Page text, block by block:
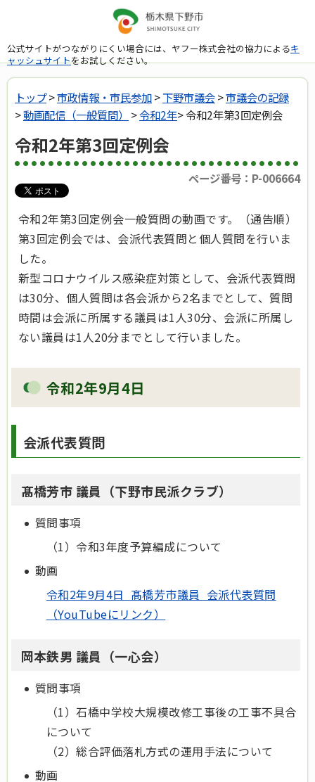
公式サイトがつながりにくい場合には、ヤフー株式会社の協力によるキ
ャッシュサイトをお試しください。
トップ>市政情報・市民参加>下野市議会>市議会の記録
>動画配信（一般質問） >令和2年> 令和2年第3回定例会
令和2年第3回定例会
ページ番号：P-006664
令和2年第3回定例会一般質問の動画です。（通告順）
第3回定例会では、会派代表質問と個人質問を行いま
した。
新型コロナウイルス感染症対策として、会派代表質問
は30分、個人質問は各会派から2名までとして、質問
時間は会派に所属する議員は1人30分、会派に所属し
ない議員は1人20分までとして行いました。
令和2年9月4日
会派代表質問
髙橋芳市 議員（下野市民派クラブ）
質問事項
（1）令和3年度予算編成について
動画
令和2年9月4日 髙橋芳市議員 会派代表質問
（YouTubeにリンク）
岡本鉄男 議員（一心会）
質問事項
（1）石橋中学校大規模改修工事後の工事不具合
について
（2）総合評価落札方式の運用手法について
動画